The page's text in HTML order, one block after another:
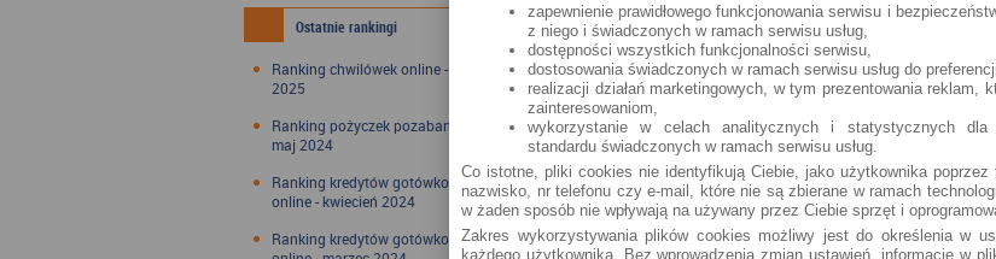
Ostatnie rankingi
Ranking chwilówek online - styczeń
2025
Ranking pożyczek pozabankowych -
maj 2024
Ranking kredytów gotówkowych
online - kwiecień 2024
Ranking kredytów gotówkowych
zapewnienie prawidłowego funkcjonowania serwisu i
z niego i świadczonych w ramach serwisu usług,
dostępności wszystkich funkcjonalności serwisu,
dostosowania świadczonych w ramach serwisu usług do
realizacji działań marketingowych, w tym prezentowania reklam,
zainteresowaniom,
wykorzystanie w celach analitycznych i statystycznych dla
standardu świadczonych w ramach serwisu usług.
Co istotne, pliki cookies nie identyfikują Ciebie, jako użytkownika
nazwisko, nr telefonu czy e-mail, które nie są zbierane w ramach
w żaden sposób nie wpływają na używany przez Ciebie sprzęt i
Zakres wykorzystywania plików cookies możliwy jest do określenia w
każdego użytkownika. Bez wprowadzenia zmian ustawień, informacje w